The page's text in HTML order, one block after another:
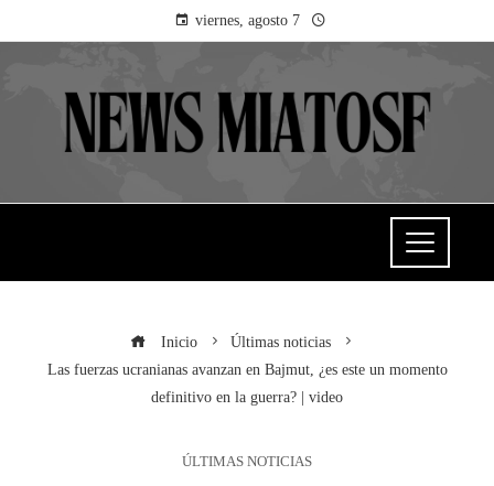
viernes, agosto 7
Inicio
Últimas noticias
Las fuerzas ucranianas avanzan en Bajmut, ¿es este un momento
definitivo en la guerra? | video
ÚLTIMAS NOTICIAS